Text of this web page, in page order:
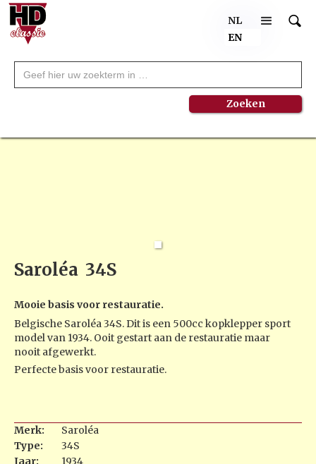
NL
EN
Saroléa 34S
Mooie basis voor restauratie.
Belgische Saroléa 34S. Dit is een 500cc kopklepper sport
model van 1934. Ooit gestart aan de restauratie maar
nooit afgewerkt.
Perfecte basis voor restauratie.
Merk:
Saroléa
Type:
34S